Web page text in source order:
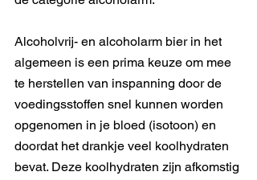
Alcoholvrij- en alcoholarm bier in het
algemeen is een prima keuze om mee
te herstellen van inspanning door de
voedingsstoffen snel kunnen worden
opgenomen in je bloed (isotoon) en
doordat het drankje veel koolhydraten
bevat. Deze koolhydraten zijn afkomstig